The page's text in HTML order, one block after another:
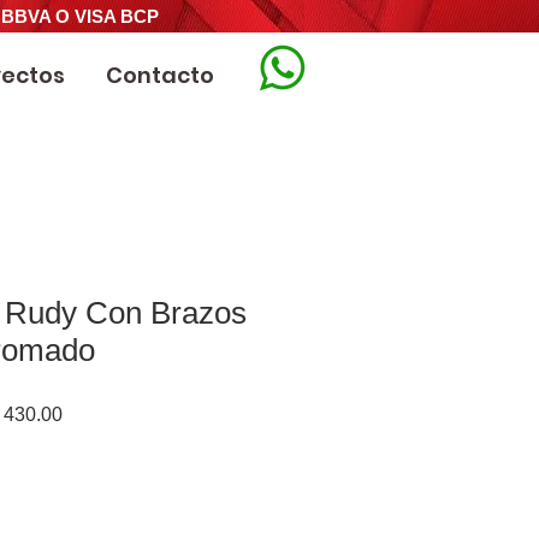
O VISA BCP
Contacto
Con Brazos
430.00Precio